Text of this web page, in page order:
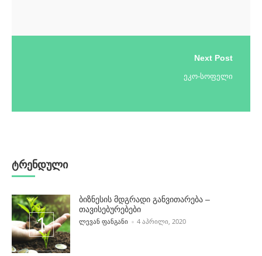
Next Post
ეკო-სოფელი
ტრენდული
ბიზნესის მდგრადი განვითარება –
თავისებურებები
POSTED BY
ᲚᲔᲕᲐᲜ ᲤᲐᲜᲒᲐᲜᲘ 4 ᲐᲞᲠᲘᲚᲘ, 2020